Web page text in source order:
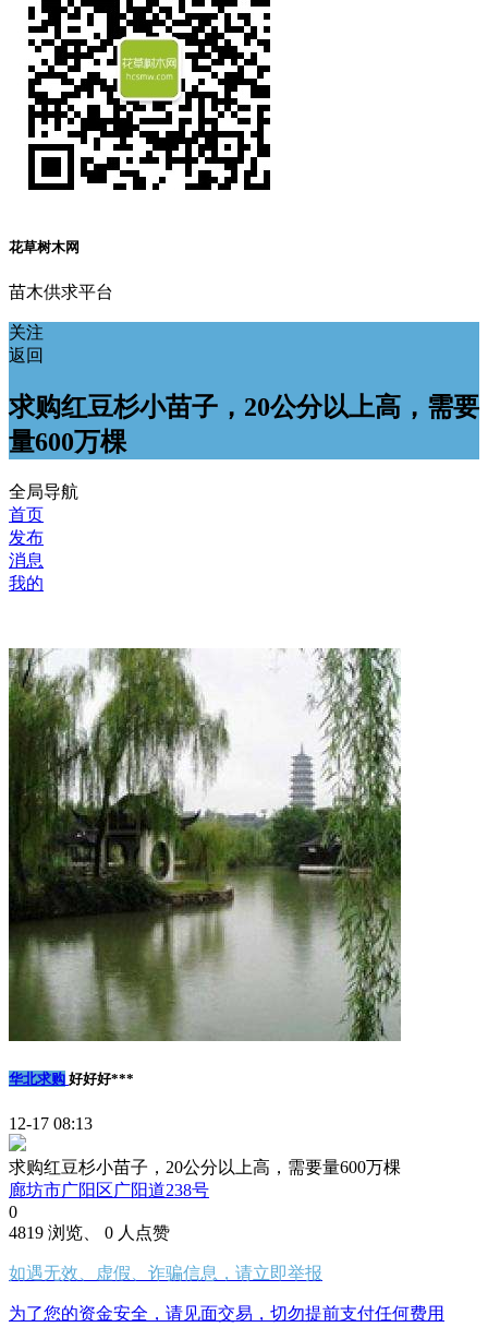
花草树木网
苗木供求平台
关注
返回
求购红豆杉小苗子，20公分以上高，需要
量600万棵
全局导航
首页
发布
消息
我的
华北求购 好好好***
12-17 08:13
求购红豆杉小苗子，20公分以上高，需要量600万棵
廊坊市广阳区广阳道238号
0
4819 浏览、 0 人点赞
如遇无效、虚假、诈骗信息，请立即举报
为了您的资金安全，请见面交易，切勿提前支付任何费用